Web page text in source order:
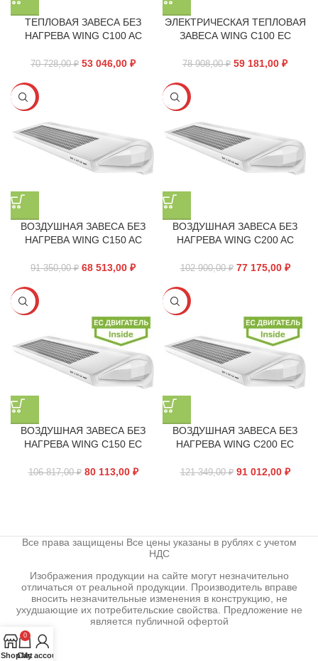
ТЕПЛОВАЯ ЗАВЕСА БЕЗ
НАГРЕВА WING C100 AC
70 728,00₽ 53 046,00 ₽
ЭЛЕКТРИЧЕСКАЯ ТЕПЛОВАЯ
ЗАВЕСА WING C100 EC
78 908,00₽ 59 181,00 ₽
-25%
ВОЗДУШНАЯ ЗАВЕСА БЕЗ
НАГРЕВА WING C150 AC
91 350,00₽ 68 513,00 ₽
-25%
ВОЗДУШНАЯ ЗАВЕСА БЕЗ
НАГРЕВА WING C200 AC
102 900,00₽ 77 175,00 ₽
-25%
ВОЗДУШНАЯ ЗАВЕСА БЕЗ
НАГРЕВА WING C150 EC
106 817,00₽ 80 113,00 ₽
-25%
ВОЗДУШНАЯ ЗАВЕСА БЕЗ
НАГРЕВА WING C200 EC
121 349,00₽ 91 012,00 ₽
Все права защищены Все цены указаны в рублях с учетом
НДС
Изображения продукции на сайте могут незначительно
отличаться от реальной продукции. Производитель вправе
вносить незначительные изменения в конструкцию, не
ухудшающие их потребительские свойства. Предложение не
является публичной офертой
Shop
0
Cart
My account